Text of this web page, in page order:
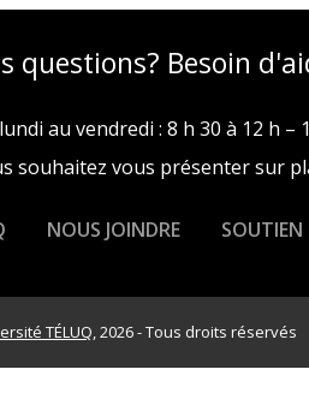
questions? Besoin
au vendredi : 8 h 30 à 12 h –
souhaitez vous présenter sur
NOUS JOINDRE
TÉLUQ , 2026 - Tous droits réservés